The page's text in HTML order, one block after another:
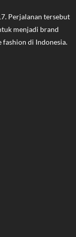
Perjalanan tersebut
menjadi brand
di Indonesia.